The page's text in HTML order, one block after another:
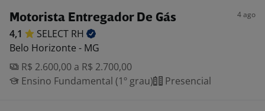
Motorista Entregador De Gás 4 ago
4,1 SELECT RH
Belo Horizonte - MG
R$ 2.600,00 a R$ 2.700,00
Ensino Fundamental (1º grau)
Presencial